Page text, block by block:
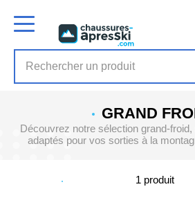
GRAND
Découvrez notre sélection grand-
adaptés pour vos sorties à la
1 produit